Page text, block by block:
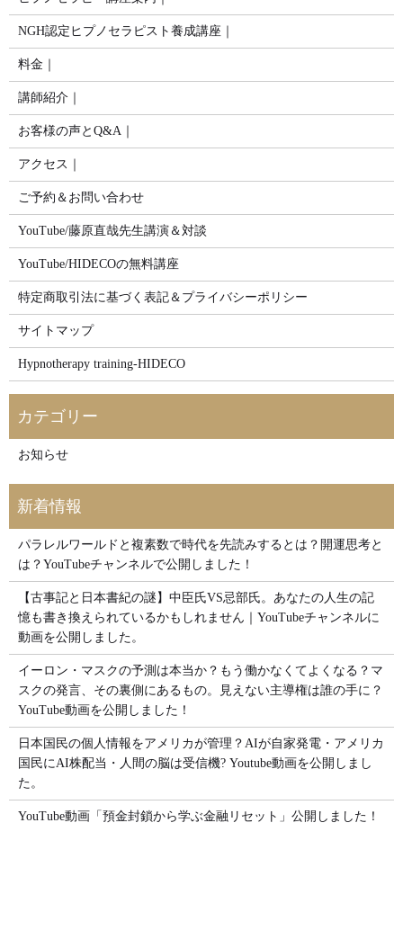
NGH認定ヒプノセラピスト養成講座｜
料金｜
講師紹介｜
お客様の声とQ&A｜
アクセス｜
ご予約＆お問い合わせ
YouTube/藤原直哉先生講演＆対談
YouTube/HIDECOの無料講座
特定商取引法に基づく表記＆プライバシーポリシー
サイトマップ
Hypnotherapy training-HIDECO
お知らせ
パラレルワールドと複素数で時代を先読みするとは？開運思考と
は？YouTubeチャンネルで公開しました！
【古事記と日本書紀の謎】中臣氏VS忌部氏。あなたの人生の記
憶も書き換えられているかもしれません｜YouTubeチャンネルに
動画を公開しました。
イーロン・マスクの予測は本当か？もう働かなくてよくなる？マ
スクの発言、その裏側にあるもの。見えない主導権は誰の手に？
YouTube動画を公開しました！
日本国民の個人情報をアメリカが管理？AIが自家発電・アメリカ
国民にAI株配当・人間の脳は受信機? Youtube動画を公開しまし
た。
YouTube動画「預金封鎖から学ぶ金融リセット」公開しました！